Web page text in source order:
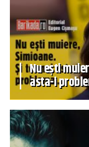
Nu ești
asta-i